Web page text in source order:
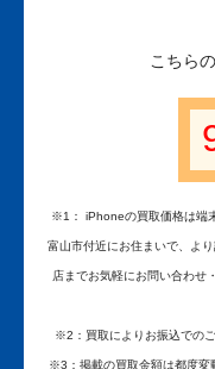
こちら
※1 ： iPhoneの買取価格は端
富山市付近にお住まいで、よ
店までお気軽にお問い合わせ
※2 ：買取によりお振込での
※3：掲載の買取金額は都度変